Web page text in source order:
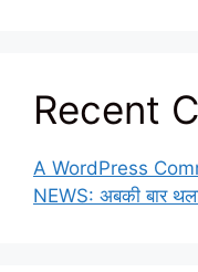
Recent
A WordPress
NEWS: अबकी बार